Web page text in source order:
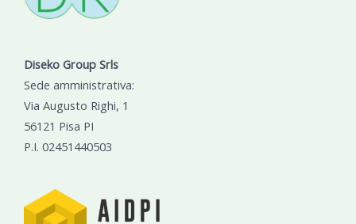
Diseko Group Srls
Sede amministrativa:
Via Augusto Righi, 1
56121 Pisa PI
P.I. 02451440503